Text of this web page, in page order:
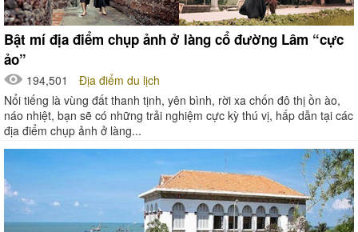
Bật mí địa điểm chụp ảnh ở làng cổ đường Lâm “cực
ảo”
194,501
Địa điểm du lịch
Nổi tiếng là vùng đất thanh tịnh, yên bình, rời xa chốn đô thị ồn ào,
náo nhiệt, bạn sẽ có những trải nghiệm cực kỳ thú vị, hấp dẫn tại các
địa điểm chụp ảnh ở làng...